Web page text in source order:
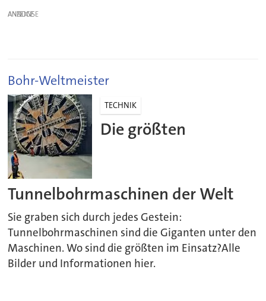
ANZEIGE
Bohr-Weltmeister
TECHNIK
Die größten
Tunnelbohrmaschinen der Welt
Sie graben sich durch jedes Gestein:
Tunnelbohrmaschinen sind die Giganten unter den
Maschinen. Wo sind die größten im Einsatz?Alle
Bilder und Informationen hier.